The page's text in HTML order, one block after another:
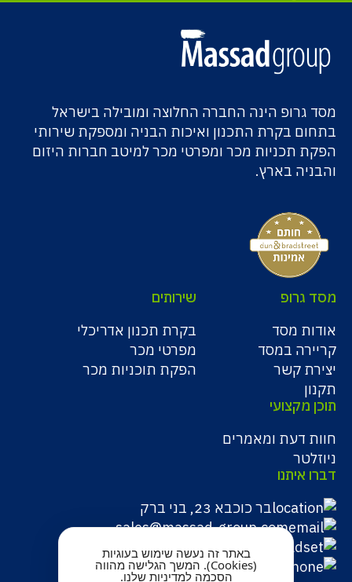
דברו איתנו
בר כוכבא 23, בני ברק
sales@massad-group.com
(מכירות) 054-8946816
(משרד)03-5273230
תוכן מקצועי
חוות דעת ומאמרים
ניוזלטר
שירותים
בקרת תכנון אדריכלי
מפרטי מכר
הפקת תוכניות מכר
מסד גרופ
אודות מסד
קריירה במסד
יצירת קשר
תקנון
מסד גרופ הינה החברה החלוצה ומובילה בישראל
בתחום בקרת התכנון ואיכות הבניה ומספקת שירותי
הפקת תכניות מכר ומפרטי מכר למיטב חברות היזום
והבניה בארץ.
באתר זה נעשה שימוש בעוגיות
(Cookies). המשך הגלישה מהווה
הסכמה למדיניות שלנו.